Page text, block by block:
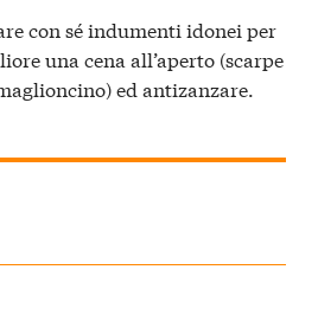
con sé indumenti idonei per
una cena all’aperto (scarpe
ed antizanzare.